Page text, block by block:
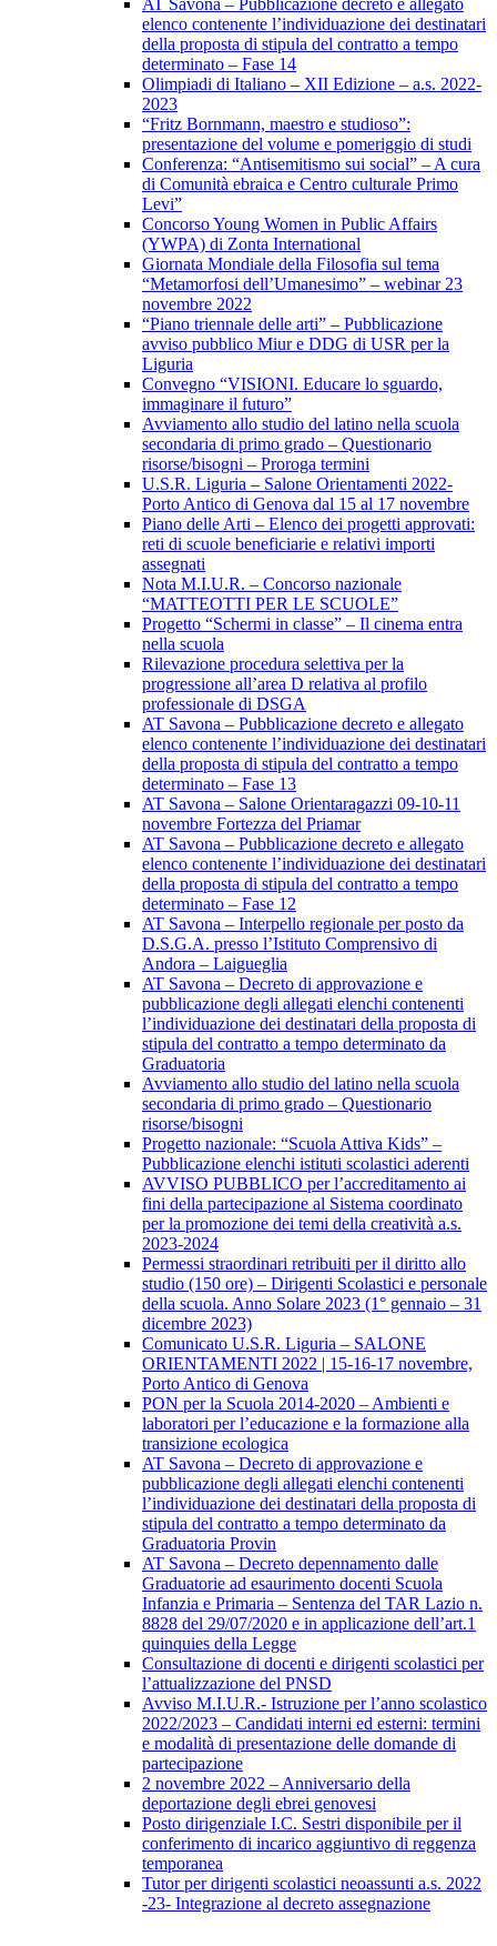
AT Savona – Pubblicazione decreto e allegato
elenco contenente l’individuazione dei destinatari
della proposta di stipula del contratto a tempo
determinato – Fase 14
Olimpiadi di Italiano – XII Edizione – a.s. 2022-
2023
“Fritz Bornmann, maestro e studioso”:
presentazione del volume e pomeriggio di studi
Conferenza: “Antisemitismo sui social” – A cura
di Comunità ebraica e Centro culturale Primo
Levi”
Concorso Young Women in Public Affairs
(YWPA) di Zonta International
Giornata Mondiale della Filosofia sul tema
“Metamorfosi dell’Umanesimo” – webinar 23
novembre 2022
“Piano triennale delle arti” – Pubblicazione
avviso pubblico Miur e DDG di USR per la
Liguria
Convegno “VISIONI. Educare lo sguardo,
immaginare il futuro”
Avviamento allo studio del latino nella scuola
secondaria di primo grado – Questionario
risorse/bisogni – Proroga termini
U.S.R. Liguria – Salone Orientamenti 2022-
Porto Antico di Genova dal 15 al 17 novembre
Piano delle Arti – Elenco dei progetti approvati:
reti di scuole beneficiarie e relativi importi
assegnati
Nota M.I.U.R. – Concorso nazionale
“MATTEOTTI PER LE SCUOLE”
Progetto “Schermi in classe” – Il cinema entra
nella scuola
Rilevazione procedura selettiva per la
progressione all’area D relativa al profilo
professionale di DSGA
AT Savona – Pubblicazione decreto e allegato
elenco contenente l’individuazione dei destinatari
della proposta di stipula del contratto a tempo
determinato – Fase 13
AT Savona – Salone Orientaragazzi 09-10-11
novembre Fortezza del Priamar
AT Savona – Pubblicazione decreto e allegato
elenco contenente l’individuazione dei destinatari
della proposta di stipula del contratto a tempo
determinato – Fase 12
AT Savona – Interpello regionale per posto da
D.S.G.A. presso l’Istituto Comprensivo di
Andora – Laigueglia
AT Savona – Decreto di approvazione e
pubblicazione degli allegati elenchi contenenti
l’individuazione dei destinatari della proposta di
stipula del contratto a tempo determinato da
Graduatoria
Avviamento allo studio del latino nella scuola
secondaria di primo grado – Questionario
risorse/bisogni
Progetto nazionale: “Scuola Attiva Kids” –
Pubblicazione elenchi istituti scolastici aderenti
AVVISO PUBBLICO per l’accreditamento ai
fini della partecipazione al Sistema coordinato
per la promozione dei temi della creatività a.s.
2023-2024
Permessi straordinari retribuiti per il diritto allo
studio (150 ore) – Dirigenti Scolastici e personale
della scuola. Anno Solare 2023 (1° gennaio – 31
dicembre 2023)
Comunicato U.S.R. Liguria – SALONE
ORIENTAMENTI 2022 | 15-16-17 novembre,
Porto Antico di Genova
PON per la Scuola 2014-2020 – Ambienti e
laboratori per l’educazione e la formazione alla
transizione ecologica
AT Savona – Decreto di approvazione e
pubblicazione degli allegati elenchi contenenti
l’individuazione dei destinatari della proposta di
stipula del contratto a tempo determinato da
Graduatoria Provin
AT Savona – Decreto depennamento dalle
Graduatorie ad esaurimento docenti Scuola
Infanzia e Primaria – Sentenza del TAR Lazio n.
8828 del 29/07/2020 e in applicazione dell’art.1
quinquies della Legge
Consultazione di docenti e dirigenti scolastici per
l’attualizzazione del PNSD
Avviso M.I.U.R.- Istruzione per l’anno scolastico
2022/2023 – Candidati interni ed esterni: termini
e modalità di presentazione delle domande di
partecipazione
2 novembre 2022 – Anniversario della
deportazione degli ebrei genovesi
Posto dirigenziale I.C. Sestri disponibile per il
conferimento di incarico aggiuntivo di reggenza
temporanea
Tutor per dirigenti scolastici neoassunti a.s. 2022
-23- Integrazione al decreto assegnazione